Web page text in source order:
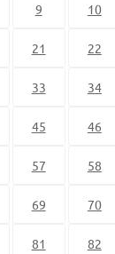
9 10
21 22
33 34
45 46
57 58
69 70
81 82